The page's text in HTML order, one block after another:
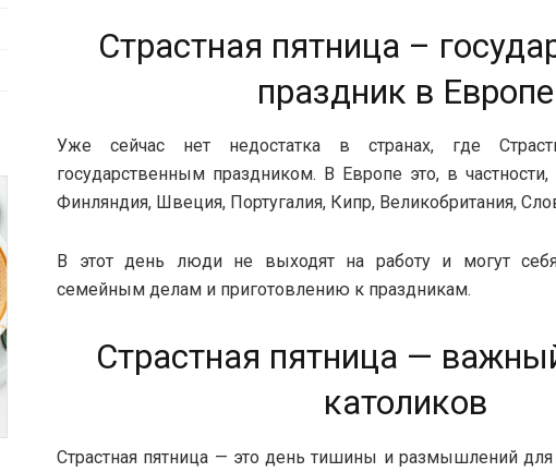
Страстная пятница –
праздник в Европе
Уже сейчас нет недостатка в странах, где
государственным праздником. В Европе это, в
Финляндия, Швеция, Португалия, Кипр, Великобритания,
В этот день люди не выходят на работу и могут себя
семейным делам и приготовлению к праздникам.
Страстная пятница —
католиков
Страстная пятница — это день тишины и размышлений